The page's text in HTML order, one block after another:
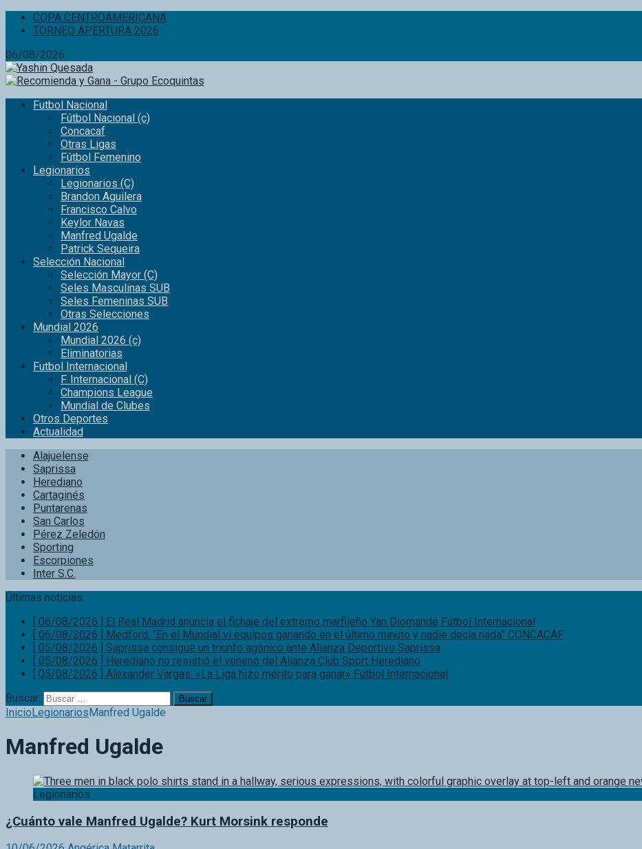
COPA CENTROAMERICANA
TORNEO APERTURA 2026
06/08/2026
Futbol Nacional
Fútbol Nacional (c)
Concacaf
Otras Ligas
Fútbol Femenino
Legionarios
Legionarios (C)
Brandon Aguilera
Francisco Calvo
Keylor Navas
Manfred Ugalde
Patrick Sequeira
Selección Nacional
Selección Mayor (C)
Seles Masculinas SUB
Seles Femeninas SUB
Otras Selecciones
Mundial 2026
Mundial 2026 (c)
Eliminatorias
Futbol Internacional
F. Internacional (C)
Champions League
Mundial de Clubes
Otros Deportes
Actualidad
Alajuelense
Saprissa
Herediano
Cartaginés
Puntarenas
San Carlos
Pérez Zeledón
Sporting
Escorpiones
Inter S.C.
Últimas noticias:
[ 06/08/2026 ] El Real Madrid anuncia el fichaje del extremo marfileño Yan Diomandé Fútbol Internacional
[ 06/08/2026 ] Medford: “En el Mundial vi equipos ganando en el último minuto y nadie decía nada” CONCACAF
[ 05/08/2026 ] Saprissa consigue un triunfo agónico ante Alianza Deportivo Saprissa
[ 05/08/2026 ] Herediano no resistió el veneno del Alianza Club Sport Herediano
[ 05/08/2026 ] Alexander Vargas: «La Liga hizo mérito para ganar» Fútbol Internacional
Buscar:
InicioLegionariosManfred Ugalde
Manfred Ugalde
Legionarios
¿Cuánto vale Manfred Ugalde? Kurt Morsink responde